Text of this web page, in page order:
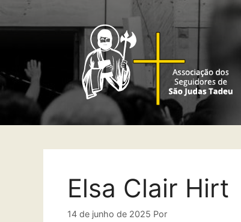
Elsa Clair Hirt
14 de junho de 2025 Por